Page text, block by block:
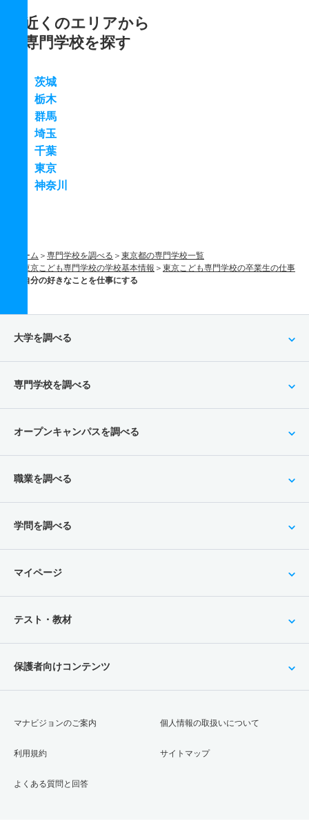
近くのエリアから
専門学校を探す
茨城
栃木
群馬
埼玉
千葉
東京
神奈川
ホーム 専門学校を調べる
東京都の専門学校一覧
東京こども専門学校の学校基本情報
東京こども専門学校の卒業生の仕事
自分の好きなことを仕事にする
大学を調べる
専門学校を調べる
オープンキャンパスを調べる
職業を調べる
学問を調べる
マイページ
テスト・教材
保護者向けコンテンツ
マナビジョンのご案内
利用規約
よくある質問と回答
個人情報の取扱いについて
サイトマップ